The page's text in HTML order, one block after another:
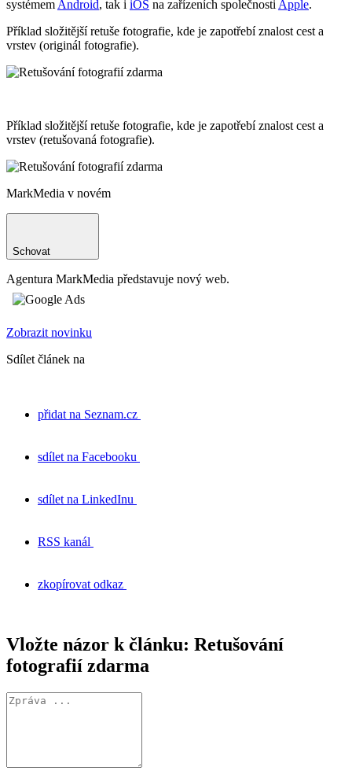
systémem Android, tak i iOS na zařízeních společnosti Apple.
Příklad složitější retuše fotografie, kde je zapotřebí znalost cest a
vrstev (originál fotografie).
Příklad složitější retuše fotografie, kde je zapotřebí znalost cest a
vrstev (retušovaná fotografie).
MarkMedia v novém
Schovat
Agentura MarkMedia představuje nový web.
Zobrazit novinku
Sdílet článek na
přidat na Seznam.cz
sdílet na Facebooku
sdílet na LinkedInu
RSS kanál
zkopírovat odkaz
Vložte názor k článku: Retušování
fotografií zdarma